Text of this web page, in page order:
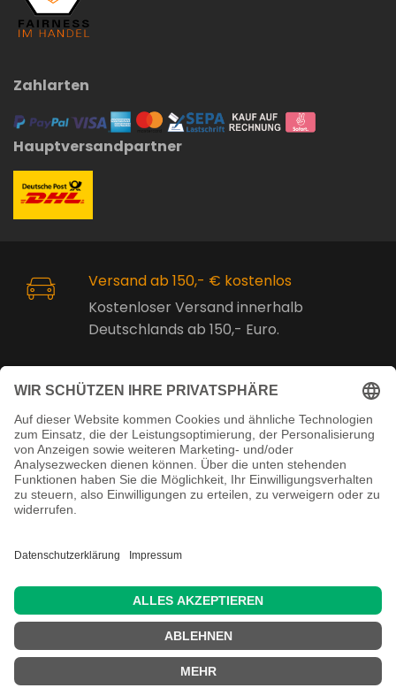
Zahlarten
Hauptversandpartner
Versand ab 150,- € kostenlos
Kostenloser Versand innerhalb
Deutschlands ab 150,- Euro.
Online Support
Kostenlose Beratung vor und nach
dem Kauf!
Juristisch betreut
Copyright ©
2026 Martin Reuschenbach
Handels- und Fertigungs- GmbH & Co. KG -